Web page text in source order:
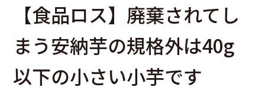
【食品ロス】廃棄されてし
まう安納芋の規格外は40g
以下の小さい小芋です